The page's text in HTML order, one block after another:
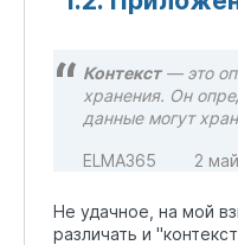
Контекст— это
хранения. Он
данные могут
ELMA365 2
Не удачное, на мой
различать и